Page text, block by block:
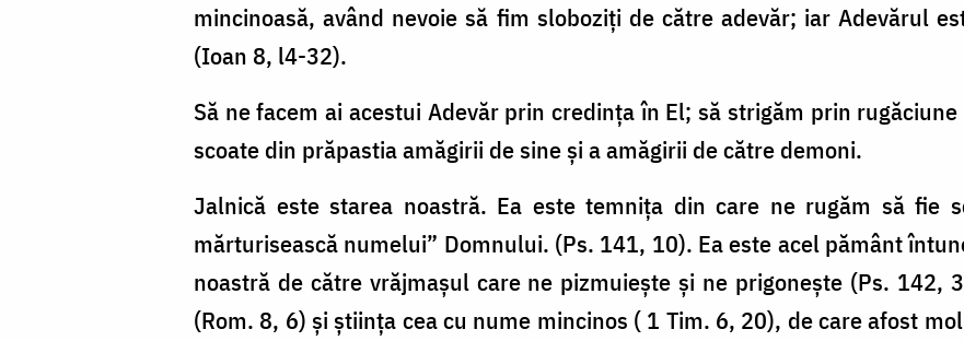
mincinoasă, având nevoie să fim sloboziţi de către adevăr; iar Adevărul
(Ioan 8, l4-32).
Să ne facem ai acestui Adevăr prin credinţa în El; să strigăm prin
scoate din prăpastia amăgirii de sine şi a amăgirii de către demoni.
Jalnică este starea noastră. Ea este temniţa din care ne rugăm să fie
mărturisească numelui” Domnului. (Ps. 141, 10). Ea este acel pământ
noastră de către vrăjmaşul care ne pizmuieşte şi ne prigoneşte (Ps. 142,
(Rom. 8, 6) şi ştiinţa cea cu nume mincinos ( 1 Tim. 6, 20), de care afost